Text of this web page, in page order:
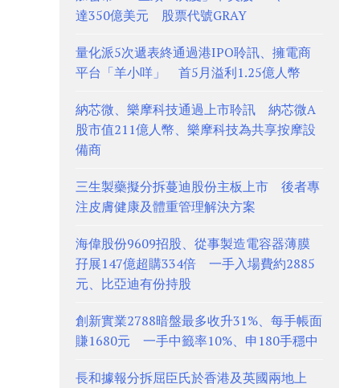
達350億美元 股票代號GRAY
量化派5次遞表終通過港IPO聆訊、擁電商
平台「羊小咩」 首5月溢利1.25億人幣
納芯微、樂摩科技通過上市聆訊 納芯微A
股市值211億人幣、樂摩科技為共享按摩設
備商
三生製藥擬分拆蔓迪股份主板上市 後者專
注皮膚健康及體重管理解決方案
海偉股份9609招股、從事製造電容器薄膜
孖展147億超購334倍 一手入場費約2885
元、比亞迪有份持股
創新實業2788暗盤最多收升31%、每手帳面
賺1680元 一手中籤率10%、申180手穩中
長和據報分拆屈臣氏於香港及英國兩地上